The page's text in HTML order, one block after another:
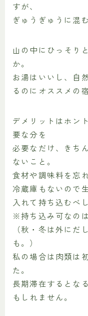
すが、
ぎゅうぎゅうに混
山の中にひっそり
か。
お湯はいいし、自
るのにオススメの
デメリットはホン
要な分を
必要なだけ、きち
ないこと。
食材や調味料を忘
冷蔵庫もないので
入れて持ち込むべし
※持ち込み可なの
（秋・冬は外にだ
も。）
私の場合は肉類は
た。
長期滞在するとな
もしれません。